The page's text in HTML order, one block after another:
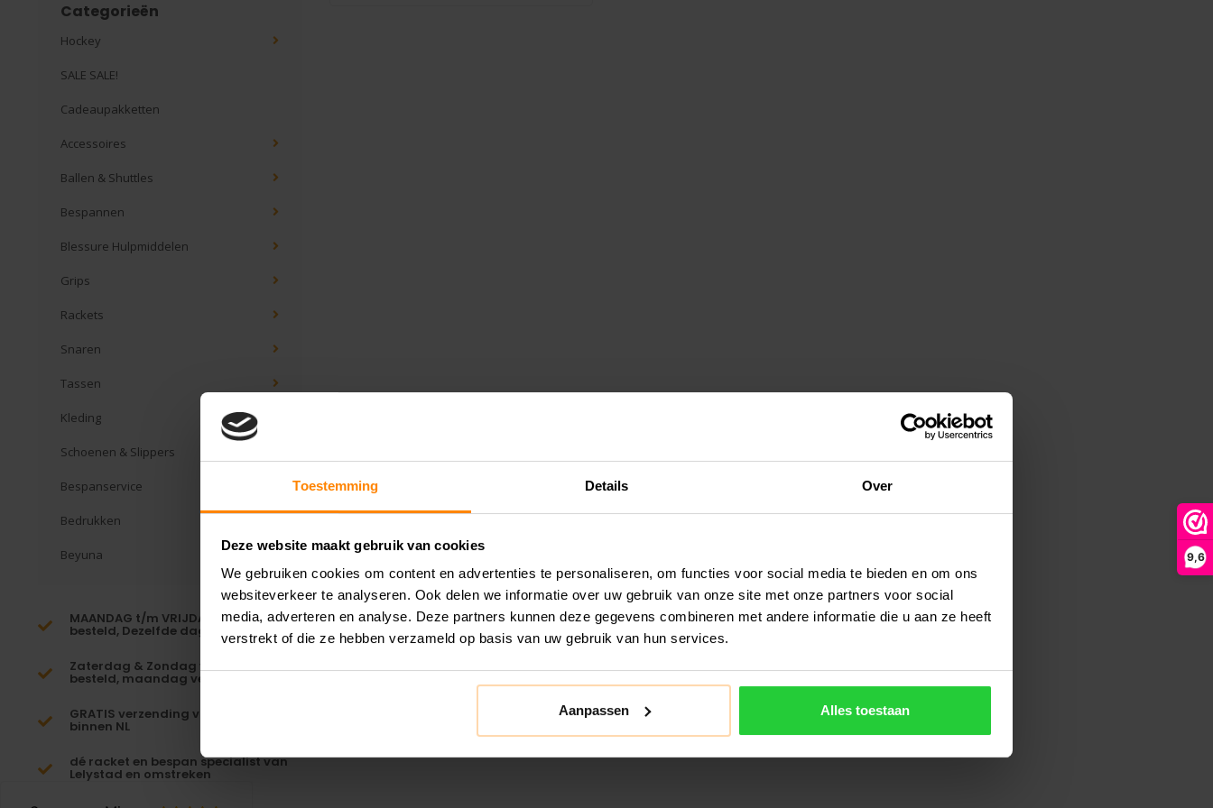
Toestemming Details Over
Deze website maakt gebruik van cookies
We gebruiken cookies om content en advertenties te personaliseren, om functies voor social media te bieden en om ons
websiteverkeer te analyseren. Ook delen we informatie over uw gebruik van onze site met onze partners voor social
media, adverteren en analyse. Deze partners kunnen deze gegevens combineren met andere informatie die u aan ze heeft
verstrekt of die ze hebben verzameld op basis van uw gebruik van hun services.
Aanpassen Alles toestaan
9,6
Categorieën
Hockey
SALE SALE!
Cadeaupakketten
Accessoires
Ballen & Shuttles
Bespannen
Blessure Hulpmiddelen
Grips
Rackets
Snaren
Tassen
Kleding
Schoenen & Slippers
Bespanservice
Bedrukken
Beyuna
MAANDAG t/m VRIJDAG voor 16:00
besteld, Dezelfde dag verzonden!*
Zaterdag & Zondag voor 23:59
besteld, maandag verzonden!
GRATIS verzending vanaf €65,-
binnen NL
dé racket en bespan specialist van
Lelystad en omstreken